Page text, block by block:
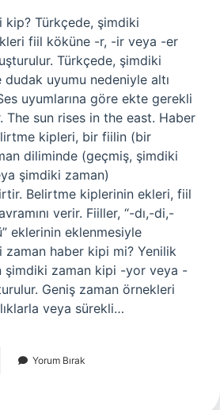
kip? Türkçede, şimdiki
fiil köküne -r, -ir veya -er
Türkçede, şimdiki
dudak uyumu nedeniyle altı
uyumlarına göre ekte gerekli
The sun rises in the east. Haber
kipleri, bir fiilin (bir
diliminde (geçmiş, şimdiki
şimdiki zaman)
Belirtme kiplerinin ekleri, fiil
verir. Fiiller, “-dı,-di,-
eklerinin eklenmesiyle
zaman haber kipi mi? Yenilik
şimdiki zaman kipi -yor veya -
Geniş zaman örnekleri
veya sürekli…
Yorum Bırak